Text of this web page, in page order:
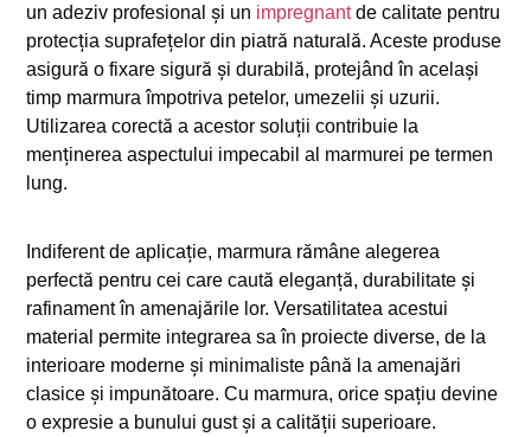
un adeziv profesional și un impregnantde calitate pentru
protecția suprafețelor din piatră naturală. Aceste produse
asigură o fixare sigură și durabilă, protejând în același
timp marmura împotriva petelor, umezelii și uzurii.
Utilizarea corectă a acestor soluții contribuie la
menținerea aspectului impecabil al marmurei pe termen
lung.
Indiferent de aplicație, marmura rămâne alegerea
perfectă pentru cei care caută eleganță, durabilitate și
rafinament în amenajările lor. Versatilitatea acestui
material permite integrarea sa în proiecte diverse, de la
interioare moderne și minimaliste până la amenajări
clasice și impunătoare. Cu marmura, orice spațiu devine
o expresie a bunului gust și a calității superioare.